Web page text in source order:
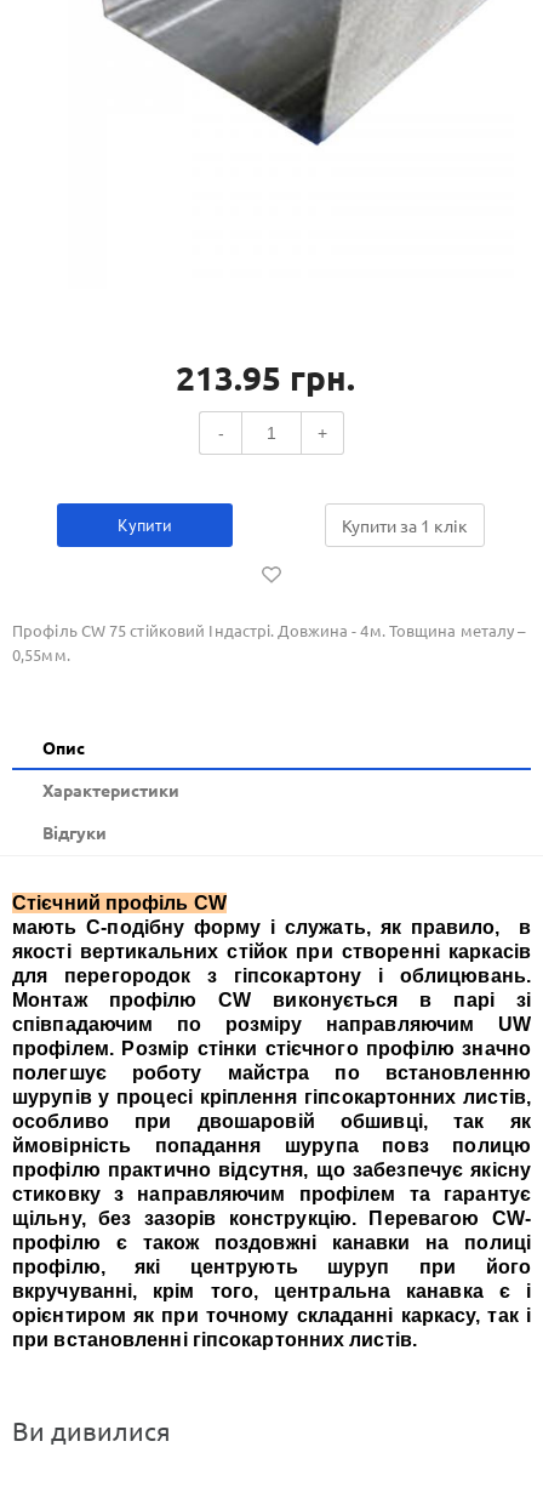
213.95 грн.
- +
Купити Купити за 1 клiк
Профіль CW 75 стійковий Індастрі. Довжина - 4м. Товщина металу –
0,55мм.
Опис
Xарактеристики
Відгуки
Стієчний профіль CW
мають С-подібну форму і служать, як правило, в
якості вертикальних стійок при створенні каркасів
для перегородок з гіпсокартону і облицювань.
Монтаж профілю CW виконується в парі зі
співпадаючим по розміру направляючим UW
профілем. Розмір стінки стієчного профілю значно
полегшує роботу майстра по встановленню
шурупів у процесі кріплення гіпсокартонних листів,
особливо при двошаровій обшивці, так як
ймовірність попадання шурупа повз полицю
профілю практично відсутня, що забезпечує якісну
стиковку з направляючим профілем та гарантує
щільну, без зазорів конструкцію. Перевагою CW-
профілю є також поздовжні канавки на полиці
профілю, які центрують шуруп при його
вкручуванні, крім того, центральна канавка є і
орієнтиром як при точному складанні каркасу, так і
при встановленні гіпсокартонних листів.
Ви дивилися